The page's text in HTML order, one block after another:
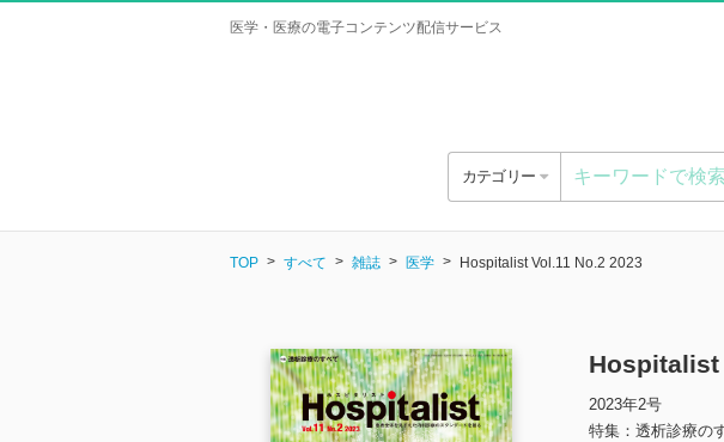
医学・医療の電子コンテンツ配信サービス
カテゴリー
TOP すべて 雑誌 医学 Hospitalist Vol.11 No.2 2023
Hospitalist
2023年2号
特集：透析診療の